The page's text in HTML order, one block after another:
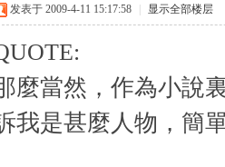
发表于 2009-4-11 15:17:58 显示全部楼层
麼當然，作為小說
我是甚麼人物，簡